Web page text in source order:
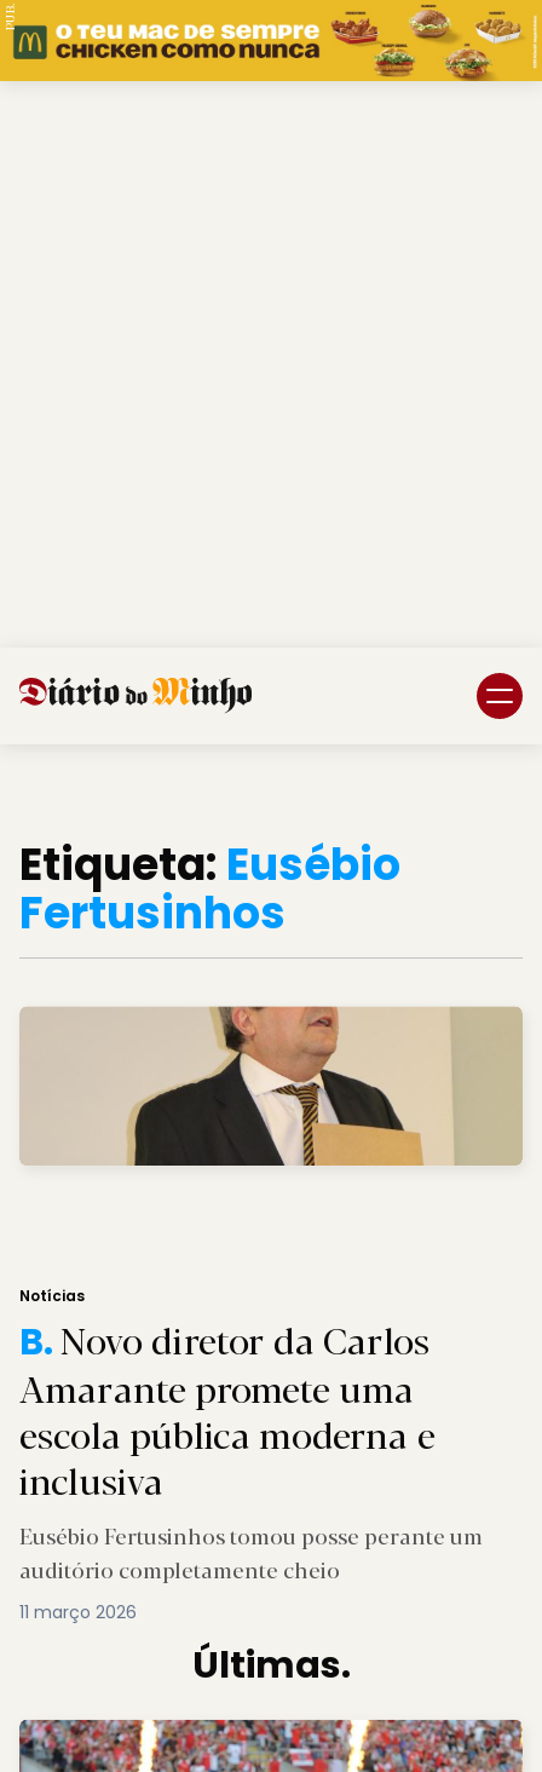
PUB.
Etiqueta: Eusébio
Fertusinhos
Notícias
B.Novo diretor da Carlos
Amarante promete uma
escola pública moderna e
inclusiva
Eusébio Fertusinhos tomou posse perante um
auditório completamente cheio
11 março 2026
Últimas.